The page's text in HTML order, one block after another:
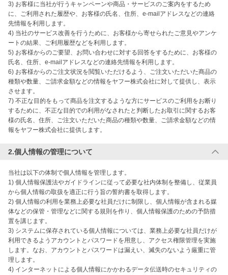
3) お客様に当社が行うキャンペーンや商品・サービスのご案内をするため
に、ご利用された履歴や、お客様の氏名、住所、e-mailアドレスなどの連絡
先情報を利用します。
4) 当社のサービス改善を行うために、お客様から寄せられたご意見やアンケ
ートの結果、ご利用履歴などを利用します。
5) お客様からのご要望、お問い合わせに対する回答をするために、お客様の
氏名、住所、e-mailアドレスなどの連絡先情報を利用します。
6) お客様からのご注文状況を閲覧いただけるよう、ご注文いただいた商品の
種類や数量、ご請求金額などの情報をヤフー株式会社に対して提供し、表示
させます。
7) 不正な目的をもって商品を注文するような方にサービスのご利用をお断り
するために、不正な目的での利用がなされたと判断したお取引に関するお客
様の氏名、住所、ご注文いただいた商品の種類や数量、ご請求金額などの情
報をヤフー株式会社に提供します。
2.個人情報の管理について
当社は以下の体制で個人情報を管理します。
1) 個人情報保護法やガイドラインに従って必要な社内体制を整備し、従業員
から個人情報の取扱を適正に行う旨の誓約書を取得します。
2) 個人情報の利用を業務上必要な社員だけに制限し、個人情報が含まれる媒
体などの保管・管理などに関する規則を作り、個人情報保護のための予防措
置を講じます。
3) システムに保存されている個人情報については、業務上必要な社員だけが
利用できるようアカウントとパスワードを用意し、アクセス権限管理を実施
します。なお、アカウントとパスワードは漏えい、滅失のないよう厳重に管
理します。
4) インターネットによる個人情報にかかわるデータ伝送時のセキュリティの